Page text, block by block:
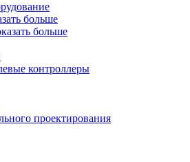
контроллеры
проектирования